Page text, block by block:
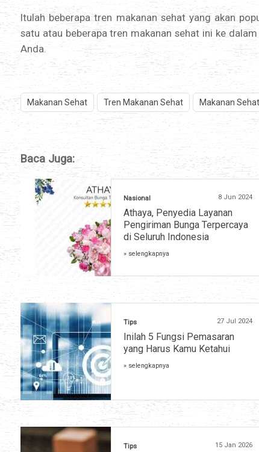
Itulah beberapa tren makanan sehat yang akan
satu atau beberapa tren makanan sehat ini ke
Anda.
Makanan Sehat Tren Makanan Sehat Makanan
Baca Juga:
Nasional 8 Jun 2024
Athaya, Penyedia Layanan
Pengiriman Bunga Terpercaya
di Seluruh Indonesia
» selengkapnya
Tips 27 Jul 2024
Inilah 5 Fungsi Pemasaran
yang Harus Kamu Ketahui
» selengkapnya
Tips 15 Jan 2026